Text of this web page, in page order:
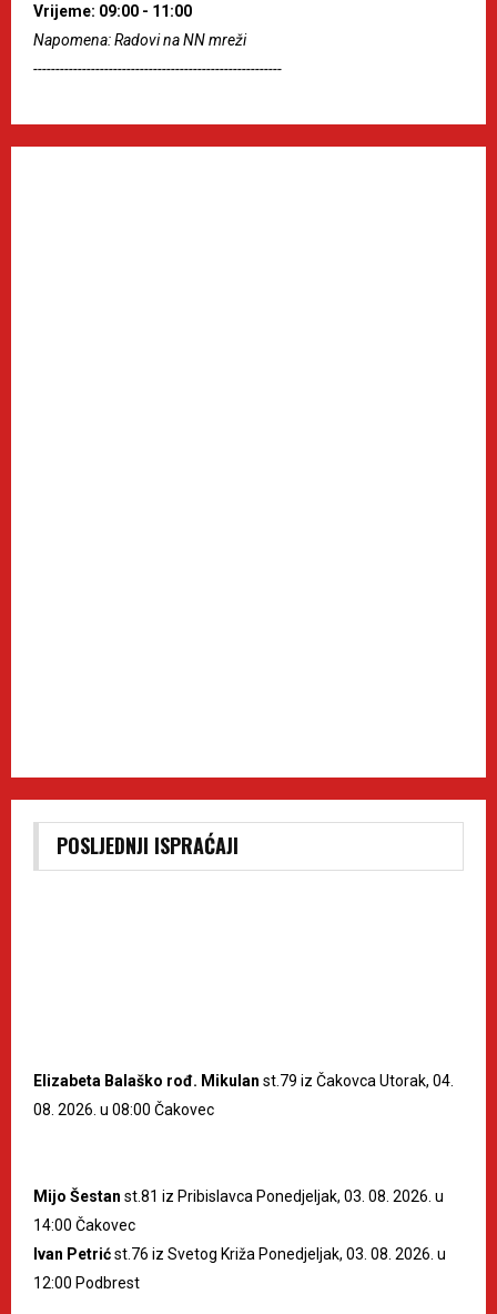
Vrijeme: 09:00 - 11:00
Napomena: Radovi na NN mreži
--------------------------------------------------------
POSLJEDNJI ISPRAĆAJI
Elizabeta Balaško rođ. Mikulan st.79 iz Čakovca Utorak, 04.
08. 2026. u 08:00 Čakovec
Mijo Šestan st.81 iz Pribislavca Ponedjeljak, 03. 08. 2026. u
14:00 Čakovec
Ivan Petrićst.76 iz Svetog Križa Ponedjeljak, 03. 08. 2026. u
12:00 Podbrest